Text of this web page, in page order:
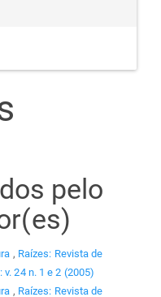
pelo
, Raízes: Revista de
24 n. 1 e 2 (2005)
, Raízes: Revista de